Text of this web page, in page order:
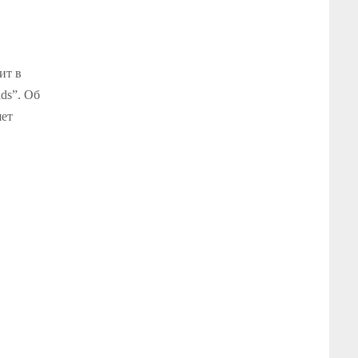
в
Об